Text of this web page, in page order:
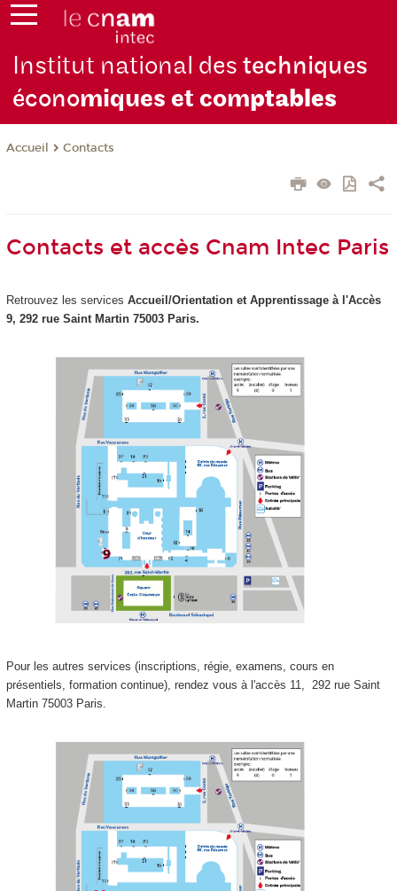
Institut national destechniques
économiques et comptables
Accueil Contacts
Contacts et accès Cnam Intec Paris
Retrouvez les services Accueil/Orientation et Apprentissage à l'Accès
9, 292 rue Saint Martin 75003 Paris.
Pour les autres services (inscriptions, régie, examens, cours en
présentiels, formation continue), rendez vous à l'accès 11, 292 rue Saint
Martin 75003 Paris.